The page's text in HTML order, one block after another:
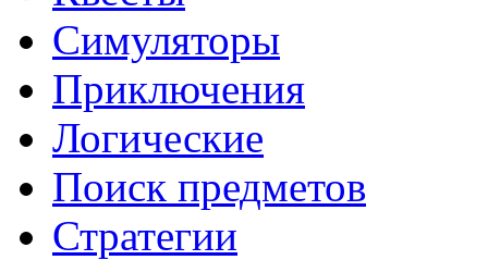
Симуляторы
Приключения
Логические
Поиск предметов
Стратегии